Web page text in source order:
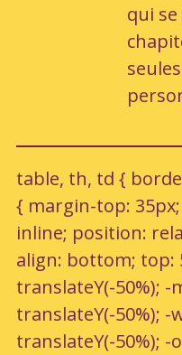
qui
table, th, td {
{ margin-top:
inline; position:
align: bottom; top:
translateY(-50%);
translateY(-50%);
translateY(-50%);